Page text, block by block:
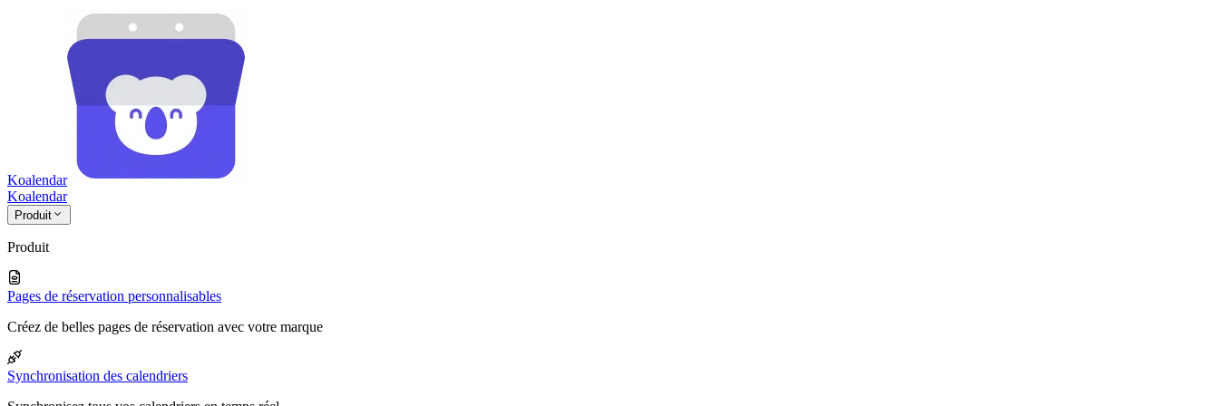
Koalendar
Koalendar
Produit
Produit
Pages de réservation personnalisables
Créez de belles pages de réservation avec votre marque
Synchronisation des calendriers